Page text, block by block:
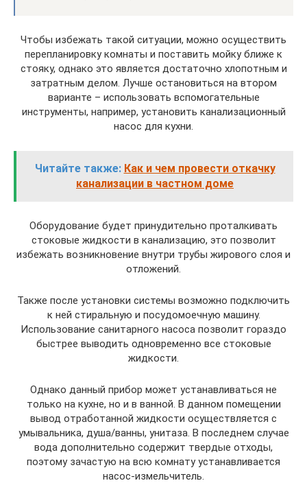
Чтобы избежать такой ситуации, можно осуществить
перепланировку комнаты и поставить мойку ближе к
стояку, однако это является достаточно хлопотным и
затратным делом. Лучше остановиться на втором
варианте – использовать вспомогательные
инструменты, например, установить канализационный
насос для кухни.
Читайте также: Как и чем провести откачку
канализации в частном доме
Оборудование будет принудительно проталкивать
стоковые жидкости в канализацию, это позволит
избежать возникновение внутри трубы жирового слоя и
отложений.
Также после установки системы возможно подключить
к ней стиральную и посудомоечную машину.
Использование санитарного насоса позволит гораздо
быстрее выводить одновременно все стоковые
жидкости.
Однако данный прибор может устанавливаться не
только на кухне, но и в ванной. В данном помещении
вывод отработанной жидкости осуществляется с
умывальника, душа/ванны, унитаза. В последнем случае
вода дополнительно содержит твердые отходы,
поэтому зачастую на всю комнату устанавливается
насос-измельчитель.